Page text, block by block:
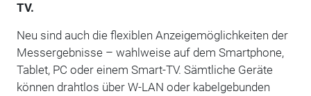
TV.
Neu sind auch die flexiblen Anzeigemöglichkeiten der
Messergebnisse – wahlweise auf dem Smartphone,
Tablet, PC oder einem Smart-TV. Sämtliche Geräte
können drahtlos über W-LAN oder kabelgebunden